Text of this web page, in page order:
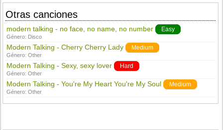
Otras canciones
modern talking - no face, no name, no number Easy
Género: Disco
Modern Talking - Cherry Cherry Lady Medium
Género:Other
Modern Talking - Sexy, sexy lover Hard
Género:Other
Modern Talking - You're My Heart You're My Soul Medium
Género:Other